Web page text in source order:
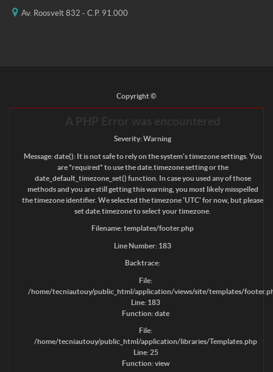
Av. Roosvelt 832 - C.P. 91.000
Copyright ©
Severity: Warning
Message: date(): It is not safe to rely on the system's timezone settings. You
are *required* to use the date.timezone setting or the
date_default_timezone_set() function. In case you used any of those
methods and you are still getting this warning, you most likely misspelled
the timezone identifier. We selected the timezone 'UTC' for now, but please
set date.timezone to select your timezone.
Filename: templates/footer.php
Line Number: 183
Backtrace:
File:
/home/tecniautouy/public_html/application/views/site/templates/
Line: 183
Function: date
File:
/home/tecniautouy/public_html/application/libraries/Templates.php
Line: 25
Function: view